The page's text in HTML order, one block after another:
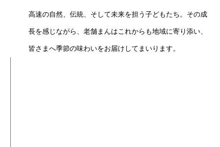
高速の自然、伝統、そして未来を担う子どもたち。その成
長を感じながら、老舗まんはこれからも地域に寄り添い、
皆さまへ季節の味わいをお届けしてまいります。